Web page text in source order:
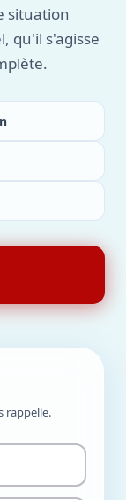
situation
qu'il s'agisse
rappelle.